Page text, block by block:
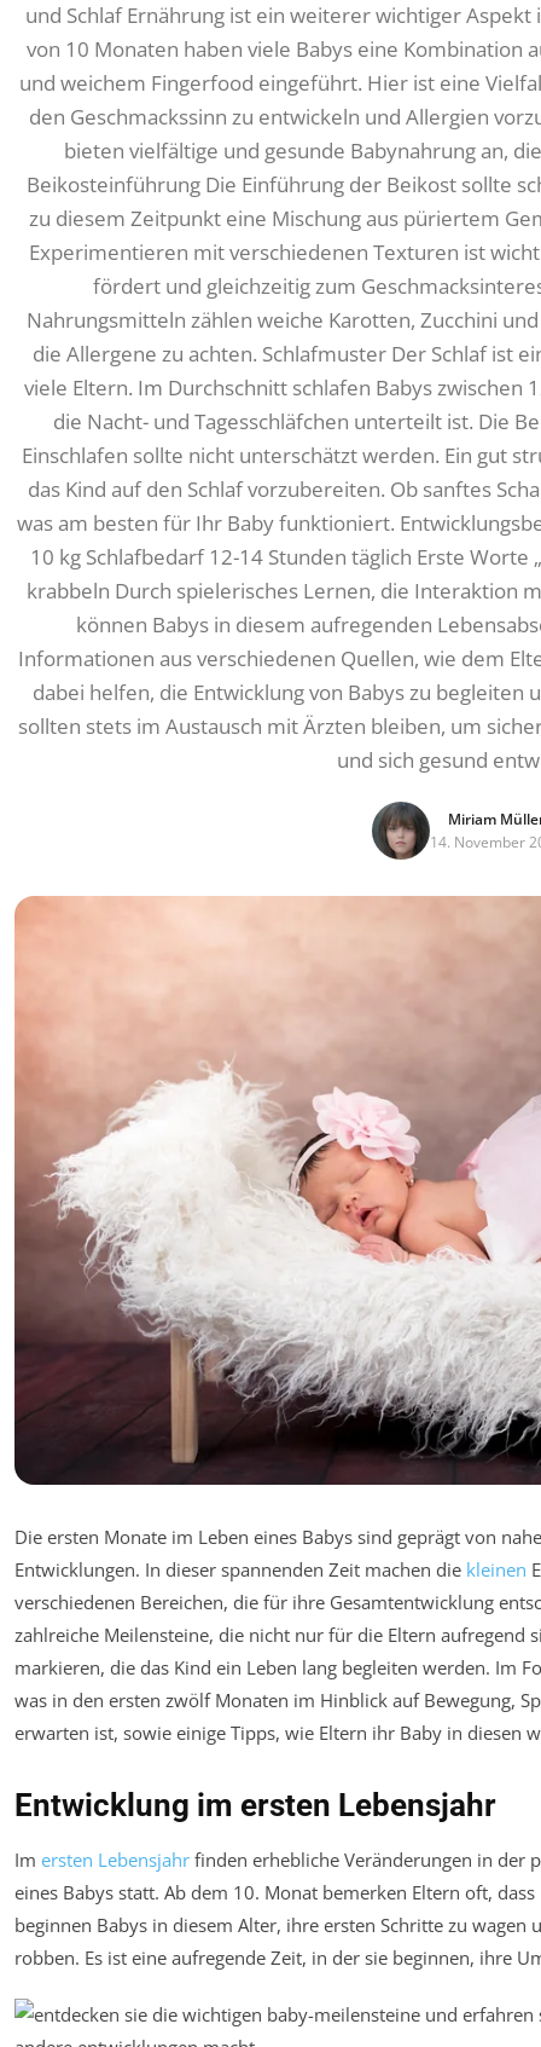
und Schlaf Ernährung ist ein weiterer wichtiger
von 10 Monaten haben viele Babys eine Kombination
und weichem Fingerfood eingeführt. Hier ist eine
den Geschmackssinn zu entwickeln und Allergien
bieten vielfältige und gesunde Babynahrung an,
Beikosteinführung Die Einführung der Beikost sollte
zu diesem Zeitpunkt eine Mischung aus püriertem
Experimentieren mit verschiedenen Texturen ist
fördert und gleichzeitig zum
Nahrungsmitteln zählen weiche Karotten, Zucchini
die Allergene zu achten. Schlafmuster Der Schlaf ist
viele Eltern. Im Durchschnitt schlafen Babys zwischen
die Nacht- und Tagesschläfchen unterteilt ist. Die
Einschlafen sollte nicht unterschätzt werden. Ein gut
das Kind auf den Schlaf vorzubereiten. Ob sanftes
was am besten für Ihr Baby funktioniert.
10 kg Schlafbedarf 12-14 Stunden täglich Erste Worte
krabbeln Durch spielerisches Lernen, die Interaktion
können Babys in diesem aufregenden
Informationen aus verschiedenen Quellen, wie dem
dabei helfen, die Entwicklung von Babys zu
sollten stets im Austausch mit Ärzten bleiben, um
und sich gesund
Miriam
14. November
Die ersten Monate im Leben eines Babys sind geprägt von
Entwicklungen. In dieser spannenden Zeit machen die kleinen
verschiedenen Bereichen, die für ihre Gesamtentwicklung
zahlreiche Meilensteine, die nicht nur für die Eltern aufregend
markieren, die das Kind ein Leben lang begleiten werden. Im
was in den ersten zwölf Monaten im Hinblick auf Bewegung,
erwarten ist, sowie einige Tipps, wie Eltern ihr Baby in diesen
Entwicklung im ersten Lebensjahr
Im ersten Lebensjahr finden erhebliche Veränderungen in der
eines Babys statt. Ab dem 10. Monat bemerken Eltern oft,
beginnen Babys in diesem Alter, ihre ersten Schritte zu
robben. Es ist eine aufregende Zeit, in der sie beginnen, ihre